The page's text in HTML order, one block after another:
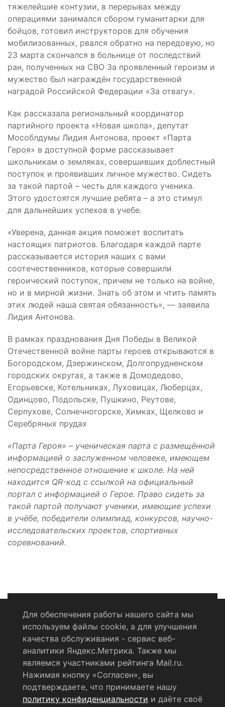
тяжелейшие контузии, в перерывах между
операциями занимался сбором гуманитарки для
бойцов, готовил инструкторов для обучения
мобилизованных, рвался обратно на передовую, но
23 марта скончался в больнице от последствий
ран, полученных на СВО За проявленный героизм и
мужество был награждён государственной
наградой Российской Федерации «За отвагу».
Как рассказала региональный координатор
партийного проекта «Новая школа», депутат
Мособлдумы Лидия Антонова, проект «Парта
Героя» в доступной форме рассказывает
школьникам о земляках, совершивших доблестный
поступок и проявивших личное мужество. Сидеть
за такой партой – честь для каждого ученика.
Этого удостоятся лучшие ребята – а это стимул
для дальнейших успехов в учебе.
«Уверена, данная акция поможет воспитать
настоящих патриотов. Благодаря каждой парте
рассказывается история наших с вами
соотечественников, которые совершили
героический поступок, причем не только на войне,
но и в мирной жизни. Знать об этом и чтить память
этих людей наша святая обязанность», — заявила
Лидия Антонова.
В рамках празднования Дня Победы в Великой
Отечественной войне парты героев открываются в
Богородском, Дзержинском, Долгопрудненском
городских округах, а также в Домодедово,
Егорьевске, Котельниках, Луховицах, Люберцах,
Одинцово, Подольске, Пушкино, Реутове,
Серпухове, Солнечногорске, Химках, Щелково и
Серебряных прудах
«Парта Героя» – ученическая парта с размещённой
информацией о заслуженном человеке, имеющем
непосредственное отношение к школе. На ней
находится QR-код с ссылкой на официальный
портал с информацией о Герое. Право сидеть за
такой партой получают ученики, имеющие успехи
в учёбе, победители олимпиад, конкурсов, научно-
исследовательских проектов, спортивных
соревнований.
Политика конфиденциальности
Согласие на обработку персональных данных
RSS-лента
Для обеспечения работы нашего сайта мы
используем файлы cookie, а для улучшения
качества обслуживания - сервис веб-
аналитики Яндекс.Метрика. Также мы
являемся участниками рейтинга Mail.ru.
Нажимая кнопку «Согласен», вы
подтверждаете, что принимаете нашу
политику конфиденциальности и даёте своё